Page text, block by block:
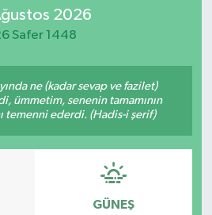
2026
Safer 1448
ne (kadar sevap ve fazilet)
ümmetim, senenin tamamının
temenni ederdi. (Hadis-i şerif)
GÜNEŞ